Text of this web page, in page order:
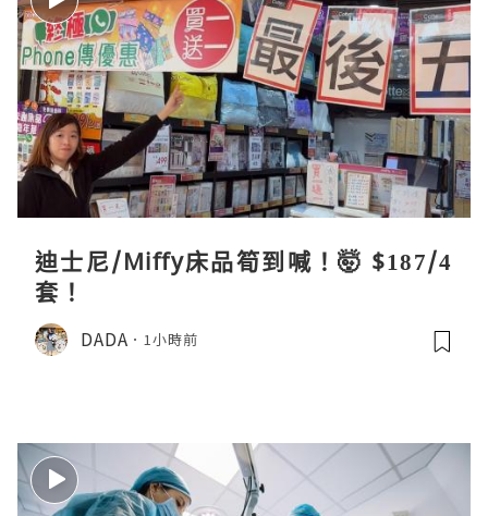
迪士尼/Miffy床品筍到喊！🤯 $187/4
套！
DADA 1小時前